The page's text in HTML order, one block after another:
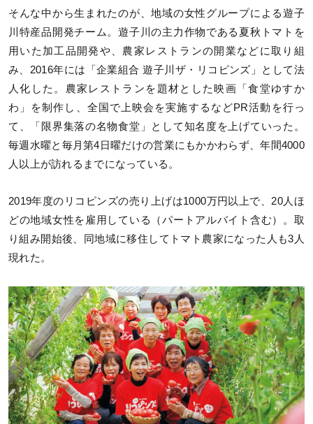
そんな中から生まれたのが、地域の女性グループによる遊子
川特産品開発チーム。遊子川の主力作物である夏秋トマトを
用いた加工品開発や、農家レストランの開業などに取り組
み、2016年には「企業組合 遊子川ザ・リコピンズ」として法
人化した。農家レストランを題材とした映画「食堂ゆすか
わ」を制作し、全国で上映会を実施するなどPR活動を行っ
て、「限界集落の名物食堂」として知名度を上げていった。
毎週水曜と毎月第4日曜だけの営業にもかかわらず、年間4000
人以上が訪れるまでになっている。
2019年度のリコピンズの売り上げは1000万円以上で、20人ほ
どの地域女性を雇用している（パートアルバイト含む）。取
り組み開始後、同地域に移住してトマト農家になった人も3人
現れた。